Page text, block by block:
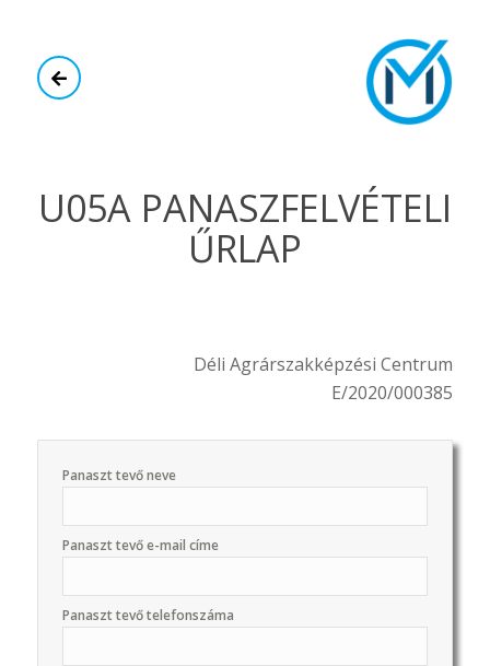
U05A PANASZFELVÉTELI
ŰRLAP
Déli Agrárszakképzési Centrum
E/2020/000385
Panaszt tevő neve
Panaszt tevő e-mail címe
Panaszt tevő telefonszáma